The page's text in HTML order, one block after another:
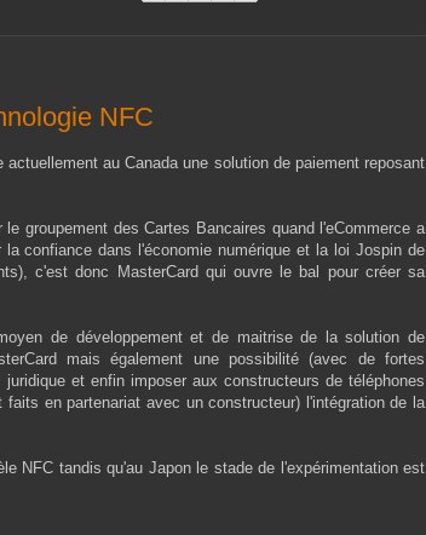
NFC
au Canada une solution de paiement reposant
groupement des Cartes Bancaires quand l'eCommerce a
confiance dans l'économie numérique et la loi Jospin de
c'est donc MasterCard qui ouvre le bal pour créer sa
de développement et de maitrise de la solution de
mais également une possibilité (avec de fortes
juridique et enfin imposer aux constructeurs de téléphones
en partenariat avec un constructeur) l'intégration de la
NFC tandis qu'au Japon le stade de l'expérimentation est